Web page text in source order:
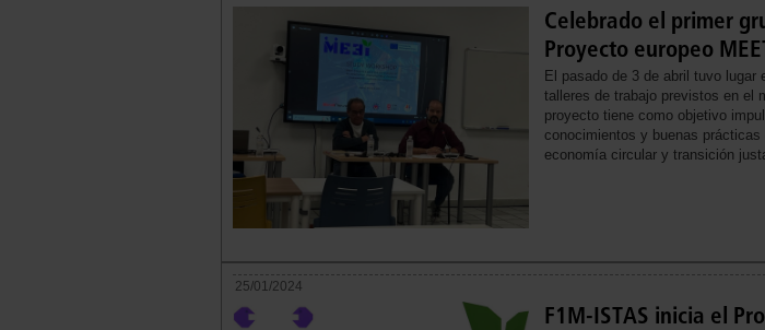
Celebrado el primer
Proyecto europeo
El pasado de 3 de abril tuvo lugar
talleres de trabajo previstos en el
proyecto tiene como objetivo
conocimientos y buenas prácticas
economía circular y transición
25/01/2024
F1M-ISTAS inicia el